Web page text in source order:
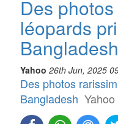
Des
léopards
Yahoo 26th Jun, 2025
Des photos
Bangladesh Yahoo